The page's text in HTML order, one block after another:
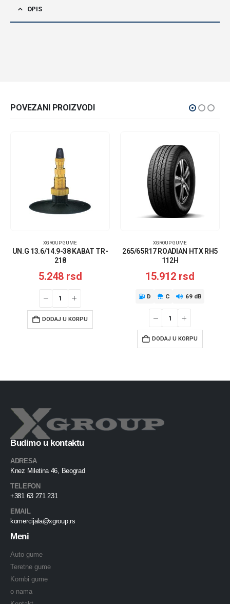
OPIS
POVEZANI PROIZVODI
XGROUP GUME
UN.G 13.6/14.9-38 KABAT TR-
218
5.248 rsd
DODAJ U KORPU
XGROUP GUME
265/65R17 ROADIAN HTX RH5
112H
15.912 rsd
D C 69 dB
DODAJ U KORPU
Budimo u kontaktu
ADRESA
Knez Miletina 46, Beograd
TELEFON
+381 63 271 231
EMAIL
komercijala@xgroup.rs
Meni
Auto gume
Teretne gume
Kombi gume
o nama